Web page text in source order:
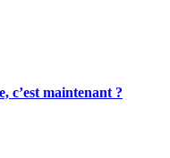
c’est maintenant ?